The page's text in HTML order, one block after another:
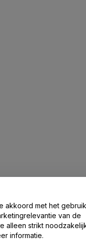
Met Ons Op
akkoord met het gebruik
van de
alleen strikt
informatie.